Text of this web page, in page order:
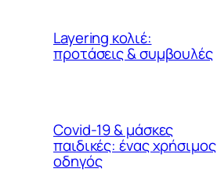
Layering κολιέ:
προτάσεις & συμβουλές
Covid-19 & μάσκες
παιδικές: ένας χρήσιμος
οδηγός